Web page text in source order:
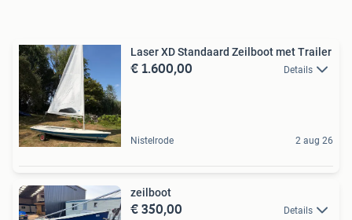
Laser XD Standaard Zeilboot met Trailer
€ 1.600,00 Details
Nistelrode 2 aug 26
zeilboot
€ 350,00 Details